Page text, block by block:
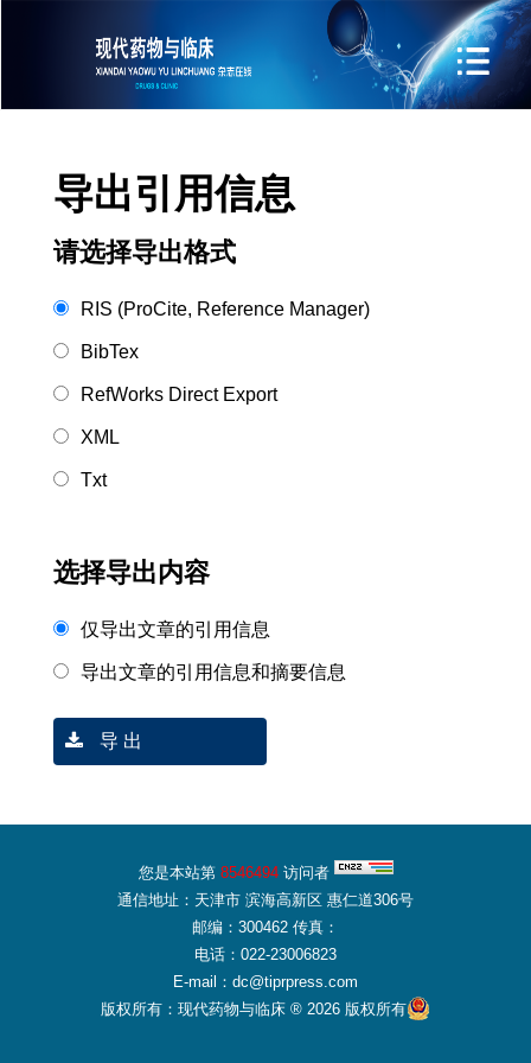
导出引用信息
请选择导出格式
RIS (ProCite, Reference Manager)
BibTex
RefWorks Direct Export
XML
Txt
选择导出内容
仅导出文章的引用信息
导出文章的引用信息和摘要信息
导 出
您是本站第 8546494访问者
通信地址：天津市 滨海高新区 惠仁道306号
邮编：300462 传真：
电话：022-23006823
E-mail：dc@tiprpress.com
版权所有：现代药物与临床 ® 2026 版权所有